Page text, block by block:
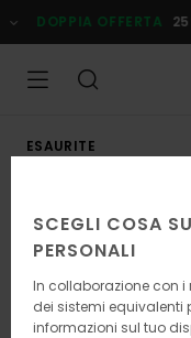
alle
informazioni
prodotto
DOPPIA OFFERTA 25%
ESAURITE
SCEGLI COSA
PERSONALI
In collaborazione con i
dei sistemi equivalenti
informazioni sul tuo